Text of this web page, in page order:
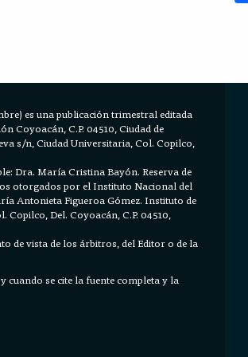
es una publicación trimestral editada
Coyoacán, C.P. 04510, Ciudad de
s/n, Ciudad Universitaria, Col. Copilco,
Dra. María Cristina Bayón. Reserva de
otorgados por el Instituto Nacional del
Antonieta Figueroa Gómez. Instituto de
Del. Coyoacán, C.P. 04510,
de vista de los árbitros, del Editor o de la
cuando se cite la fuente completa y la